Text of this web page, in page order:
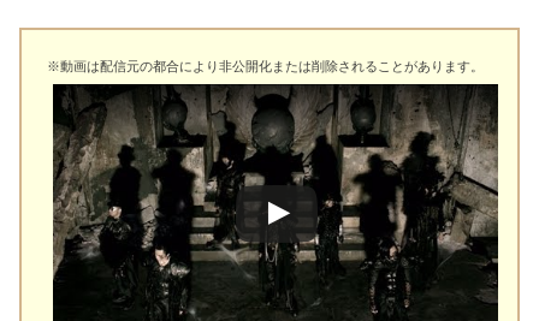
※動画は配信元の都合により非公開化または削除されることがあります。